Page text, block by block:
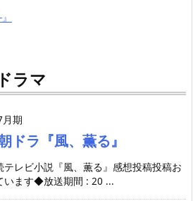
ラマ
期
ドラ『風、薫る』
テレビ小説『風、薫る』感想投稿投稿お
います◆放送期間 : 20 ...